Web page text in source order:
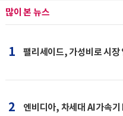
많이 본 뉴스
1 팰리세이드, 가성비로 시장
2 엔비디아, 차세대 AI가속